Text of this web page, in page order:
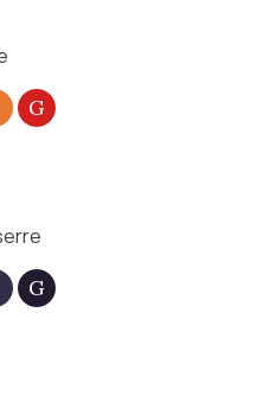
notre site
G
G